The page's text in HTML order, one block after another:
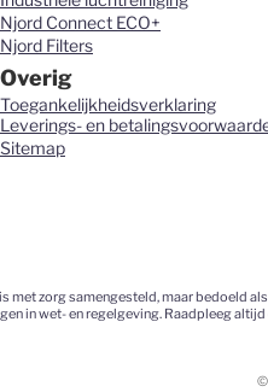
Njord Connect ECO+
Njord Filters
Overig
Toegankelijkheidsverklaring
Leverings- en
Sitemap
met zorg samengesteld, maar bedoeld
in wet- en regelgeving. Raadpleeg
©